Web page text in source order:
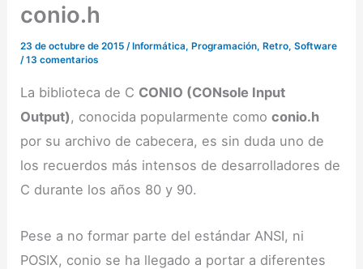
conio.h
23 de octubre de 2015/ Informática, Programación, Retro,Software
/13 comentarios
La biblioteca de C CONIO (CONsole Input
Output), conocida popularmente comoconio.h
por su archivo de cabecera, es sin duda uno de
los recuerdos más intensos de desarrolladores de
C durante los años 80 y 90.
Pese a no formar parte del estándar ANSI, ni
POSIX, conio se ha llegado a portar a diferentes